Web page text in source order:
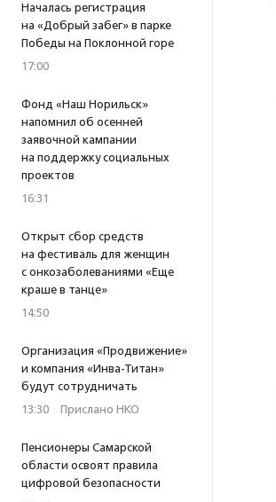
Началась регистрация
на «Добрый забег» в парке
Победы на Поклонной горе
17:00
Фонд «Наш Норильск»
напомнил об осенней
заявочной кампании
на поддержку социальных
проектов
16:31
Открыт сбор средств
на фестиваль для женщин
с онкозаболеваниями «Еще
краше в танце»
14:50
Организация «Продвижение»
и компания «Инва-Титан»
будут сотрудничать
13:30 · Прислано НКО
Пенсионеры Самарской
области освоят правила
цифровой безопасности